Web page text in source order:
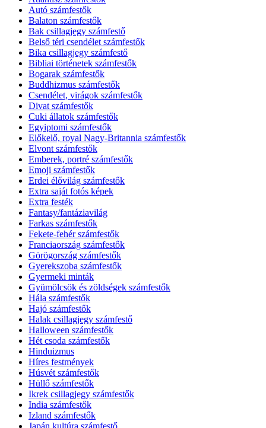
Autó számfestők
Balaton számfestők
Bak csillagjegy számfestő
Belső téri csendélet számfestők
Bika csillagjegy számfestő
Bibliai történetek számfestők
Bogarak számfestők
Buddhizmus számfestők
Csendélet, virágok számfestők
Divat számfestők
Cuki állatok számfestők
Egyiptomi számfestők
Előkelő, royal Nagy-Britannia számfestők
Elvont számfestők
Emberek, portré számfestők
Emoji számfestők
Erdei élővilág számfestők
Extra saját fotós képek
Extra festék
Fantasy/fantáziavilág
Farkas számfestők
Fekete-fehér számfestők
Franciaország számfestők
Görögország számfestők
Gyerekszoba számfestők
Gyermeki minták
Gyümölcsök és zöldségek számfestők
Hála számfestők
Hajó számfestők
Halak csillagjegy számfestő
Halloween számfestők
Hét csoda számfestők
Hinduizmus
Híres festmények
Húsvét számfestők
Hüllő számfestők
Ikrek csillagjegy számfestők
India számfestők
Izland számfestők
Japán kultúra számfestő